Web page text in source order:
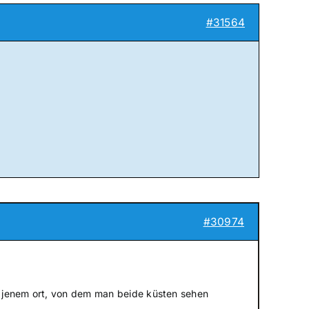
#31564
#30974
ort, von dem man beide küsten sehen